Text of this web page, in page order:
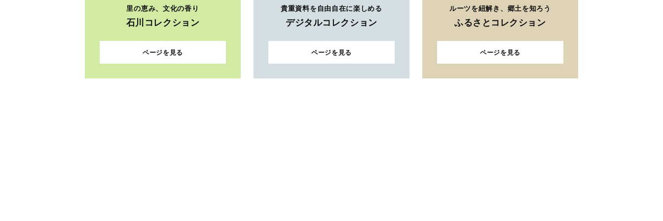
里の恵み、文化の香り
石川コレクション
ページを見る
貴重資料を自由自在に楽しめる
デジタルコレクション
ページを見る
ルーツを紐解き、郷土を知ろう
ふるさとコレクション
ページを見る